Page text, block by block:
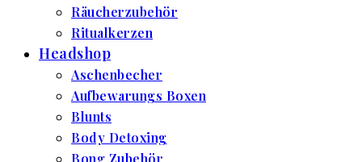
Räucherzubehör
Ritualkerzen
Headshop
Aschenbecher
Aufbewarungs Boxen
Blunts
Body Detoxing
Bong Zubehör